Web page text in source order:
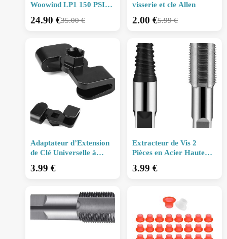
Woowind LP1 150 PSI
35.00€
24.90 €
visserie et cle Allen
5.99€
2.00 €
Adaptateur d’Extension
de Clé Universelle à
– Outil Professionnel
3.99 €
Extracteur de Vis 2
Pièces en Acier Haute
Ensemble Professionnel
3.99 €